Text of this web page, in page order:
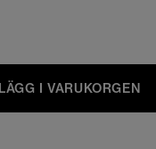
LÄGG I VARUKORGEN